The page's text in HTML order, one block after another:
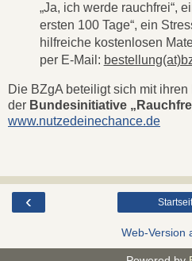
„Ja, ich werde rauchfrei“,
ersten 100 Tage“, ein
hilfreiche kostenlosen
per E-Mail:
Die BZgA beteiligt sich mit
der Bundesinitiative
www.nutzedeinechance.de
‹
Web-Version